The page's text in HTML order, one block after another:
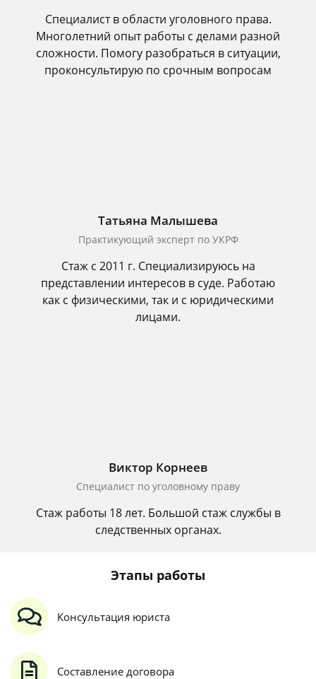
Специалист в области уголовного права.
Многолетний опыт работы с делами разной
сложности. Помогу разобраться в ситуации,
проконсультирую по срочным вопросам
Татьяна Малышева
Практикующий эксперт по УКРФ
Стаж с 2011 г. Специализируюсь на
представлении интересов в суде. Работаю
как с физическими, так и с юридическими
лицами.
Виктор Корнеев
Cпециалист по уголовному праву
Стаж работы 18 лет. Большой стаж службы в
следственных органах.
Этапы работы
Консультация юриста
Составление договора